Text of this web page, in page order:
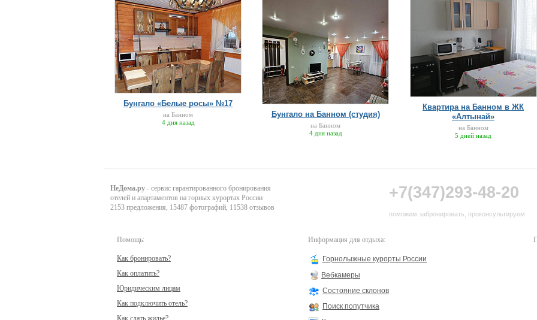
Бунгало «Белые росы» №17
на Банном
4 дня назад
Бунгало на Банном (студия)
на Банном
4 дня назад
Квартира на Банном в ЖК
«Алтынай»
на Банном
5 дней назад
НеДома.ру - сервис гарантированного бронирования
отелей и апартаментов на горных курортах России
2153 предложения, 15487 фотографий, 11538 отзывов
+7(347)293-48-20
поможем забронировать, проконсультируем
Помощь:
Как бронировать?
Как оплатить?
Юридическим лицам
Как подключить отель?
Информация для отдыха:
Горнолыжные курорты России
Вебкамеры
Состояние склонов
Поиск попутчика